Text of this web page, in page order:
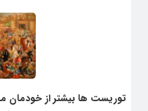
توریست ها بیشتر از خودمان